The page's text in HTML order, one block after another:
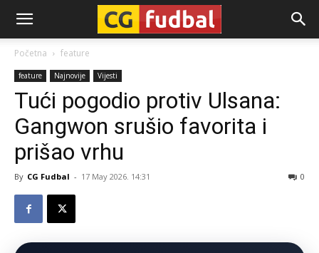
CG-
Fudbal
Početna feature
feature Najnovije Vijesti
Tući pogodio protiv Ulsana:
Gangwon srušio favorita i
prišao vrhu
By CG Fudbal - 17 May 2026. 14:31 0